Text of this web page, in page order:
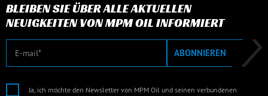
BLEIBEN SIE ÜBER ALLE AKTUELLEN
NEUIGKEITEN VON MPM OIL INFORMIERT
E-Mail ABONNIEREN
Ja, ich möchte den Newsletter von MPM Oil und seinen verbundenen